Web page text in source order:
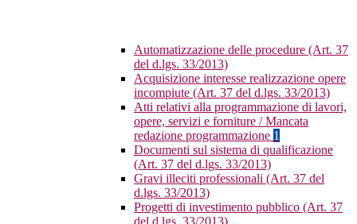
Automatizzazione delle procedure (Art. 37
del d.lgs. 33/2013)
Acquisizione interesse realizzazione opere
incompiute (Art. 37 del d.lgs. 33/2013)
Atti relativi alla programmazione di lavori,
opere, servizi e forniture / Mancata
redazione programmazione 1
Documenti sul sistema di qualificazione
(Art. 37 del d.lgs. 33/2013)
Gravi illeciti professionali (Art. 37 del
d.lgs. 33/2013)
Progetti di investimento pubblico (Art. 37